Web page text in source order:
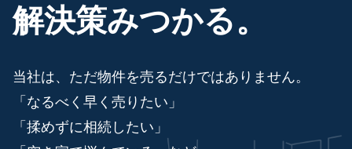
解決策みつかる。
当社は、ただ物件を売るだけではありません。
「なるべく早く売りたい」
「揉めずに相続したい」